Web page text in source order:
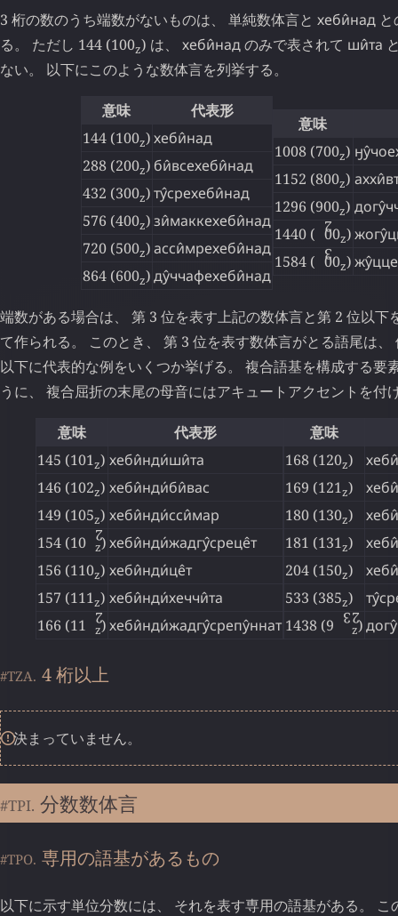
3 桁の数のうち端数がないものは、 単純数体言と хеби̂над
る。 ただし 144 (100z) は、 хеби̂надのみで表されて ши̂та
ない。 以下にこのような数体言を列挙する。
意味
代表形
144 (100z)хеби̂над
288 (200z)би̂всехеби̂над
432 (300z)ту̂срехеби̂над
576 (400z)зи̂маккехеби̂над
720 (500z)асси̂мрехеби̂над
864 (600z)ду̂ччафехеби̂над
意味
1008 (700z)
1152 (800z)
1296 (900z)
1440 ( 2
00z)
1584 ( 3
00z)
端数がある場合は、 第 3 位を表す上記の数体言と第 2 位以下
て作られる。 このとき、 第 3 位を表す数体言がとる語尾は
以下に代表的な例をいくつか挙げる。 複合語基を構成する要
うに、 複合屈折の末尾の母音にはアキュートアクセントを付
意味
代表形
145 (101z) хеби̂нди́ши̂та
146 (102z) хеби̂нди́би̂вас
149 (105z) хеби̂нди́сси̂мар
154 (10 2
z)хеби̂нди́жадгу̂среце̂т
156 (110z) хеби̂нди́це̂т
157 (111z) хеби̂нди́хеччи̂та
166 (11 2
z)хеби̂нди́жадгу̂срепу̂ннат
意味
168 (120z)
169 (121z)
180 (130z)
181 (131z)
204 (150z)
533 (385z)
1438 (9 3
↊2
z)
#TZA. 4 桁以上
決まっていません。
#TPI. 分数数体言
#TPO. 専用の語基があるもの
以下に示す単位分数には、 それを表す専用の語基がある。